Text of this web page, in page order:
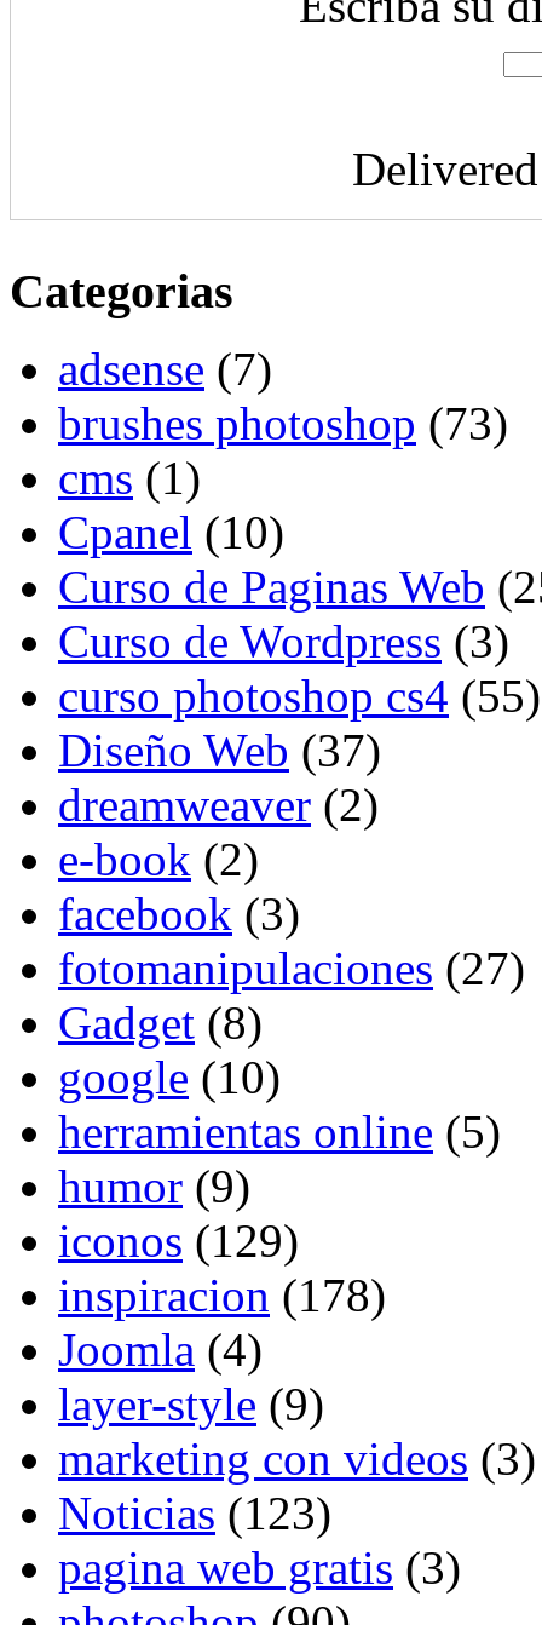
Categorias
adsense (7)
brushes photoshop (73)
cms (1)
Cpanel (10)
Curso de Paginas Web
Curso de Wordpress (3)
curso photoshop cs4 (55)
Diseño Web (37)
dreamweaver (2)
e-book (2)
facebook (3)
fotomanipulaciones (27)
Gadget (8)
google (10)
herramientas online (5)
humor (9)
iconos (129)
inspiracion (178)
Joomla (4)
layer-style (9)
marketing con videos (3)
Noticias (123)
pagina web gratis (3)